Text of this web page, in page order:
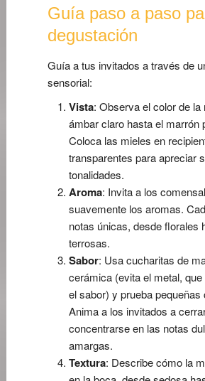
Guía paso a paso
degustación
Guía a tus invitados a través de
sensorial:
Vista: Observa el color de la
ámbar claro hasta el marrón
Coloca las mieles en
transparentes para apreciar
tonalidades.
Aroma: Invita a los
suavemente los aromas.
notas únicas, desde florales
terrosas.
Sabor: Usa cucharitas de
cerámica (evita el metal,
el sabor) y prueba pequeñas
Anima a los invitados a
concentrarse en las notas
amargas.
Textura: Describe cómo la